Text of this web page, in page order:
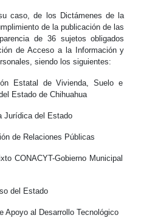
caso, de los Dictámenes de la
de la publicación de las
de 36 sujetos obligados
de Acceso a la Información y
siendo los siguientes:
Estatal de Vivienda, Suelo e
Estado de Chihuahua
Jurídica del Estado
de Relaciones Públicas
CONACYT-Gobierno Municipal
del Estado
Apoyo al Desarrollo Tecnológico